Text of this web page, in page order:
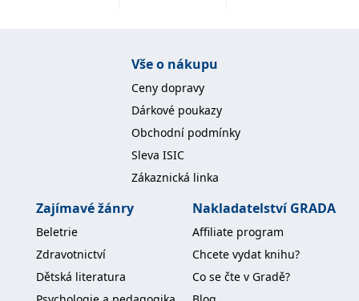
Vše o nákupu
Ceny dopravy
Dárkové poukazy
Obchodní podmínky
Sleva ISIC
Zákaznická linka
Zajímavé žánry
Beletrie
Zdravotnictví
Dětská literatura
Nakladatelství GRADA
Affiliate program
Chcete vydat knihu?
Co se čte v Gradě?